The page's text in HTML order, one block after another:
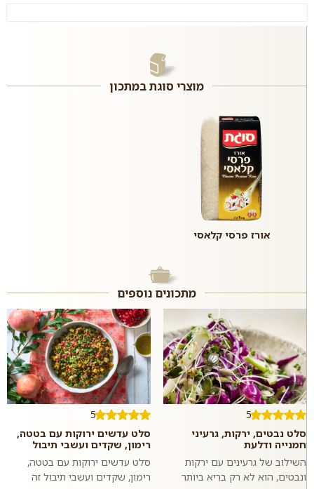
מוצרי סוגת במתכון
אורז פרסי קלאסי
מתכונים נוספים
5
סלט נבטים, ירקות, גרעיני
חמנייה ודלעת
השילוב של גרעינים עם ירקות
ונבטים, הוא לא רק בריא ביותר
5
סלט עדשים ירוקות עם בטטה,
רימון, שקדים ועשבי תיבול
סלט עדשים ירוקות עם בטטה,
רימון, שקדים ועשבי תיבול זה